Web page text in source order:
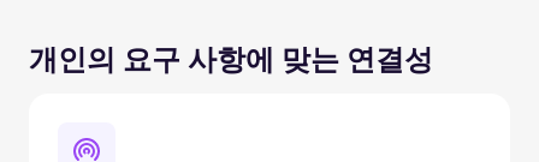
개인의 요구 사항에 맞는 연결성